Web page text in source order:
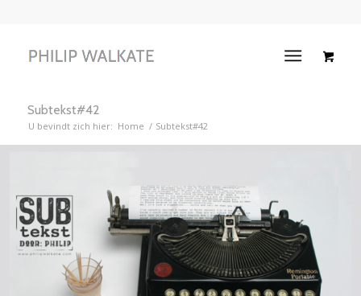
Subtekst#42
U bevindt zich hier: Home / Subtekst#42